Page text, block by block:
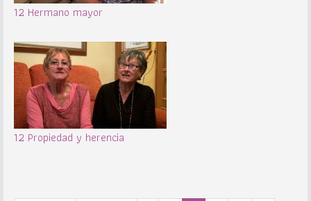
12 Hermano mayor
12 Propiedad y herencia